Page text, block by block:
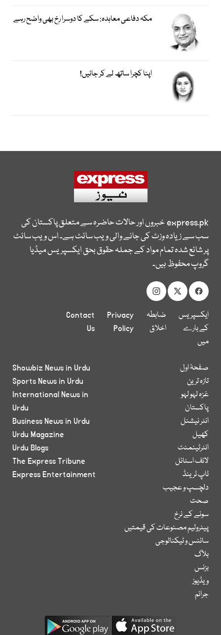
مکہ دفاعی معاہدہ: سکے کا دوسرا رخ بھی واضح رہے
اپنا کچرا ساتھ لے کر جائیں!
express.pkخبروں اور حالات حاضرہ سے متعلق پاکستان کی
سب سے زیادہ وزٹ کی جانے والی ویب سائٹ ہے۔ اس ویب سائٹ
پر شائع شدہ تمام مواد کے جملہ حقوق بحق ایکسپریس میڈیا
گروپ محفوظ ہیں۔
ایکسپریس
کے بارے
میں
ضابطہ
اخلاق
Privacy
Policy
Contact
Us
صفحۂ اول
تازہ ترین
غزہ لہو لہو
پاکستان
انٹر نیشنل
کھیل
انٹرٹینمنٹ
لائف اسٹائل
ٹاپ ٹرینڈ
دلچسپ و عجیب
صحت
سونے کے نرخ
پیٹرولیم مصنوعات کی قیمتیں
سائنس و ٹیکنالوجی
بلاگ
بزنس
ویڈیوز
جرائم
Showbiz News in Urdu
Sports News in Urdu
International News in
Urdu
Business News in Urdu
Urdu Magazine
Urdu Blogs
The Express Tribune
Express Entertainment